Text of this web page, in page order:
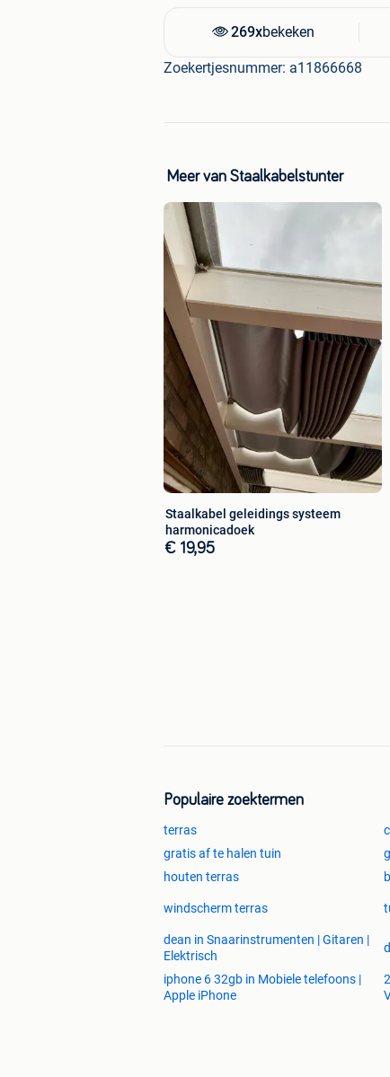
269xbekeken
Zoekertjesnummer: a11866668
Meer van Staalkabelstunter
Staalkabel geleidings systeem
harmonicadoek
€ 19,95
Populaire zoektermen
terras
gratis af te halen tuin
houten terras
windscherm terras
dean in Snaarinstrumenten | Gitaren |
Elektrisch
iphone 6 32gb in Mobiele telefoons |
Apple iPhone